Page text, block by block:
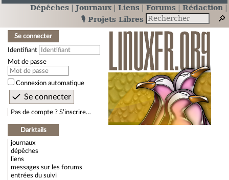
Dépêches Journaux Liens Forums
Rédaction
🎙️ Projets Libres
Se connecter
Identifiant
Mot de passe
Connexion automatique
Pas de compte ? S’inscrire…
Darktails
journaux
dépêches
liens
messages sur les forums
entrées du suivi